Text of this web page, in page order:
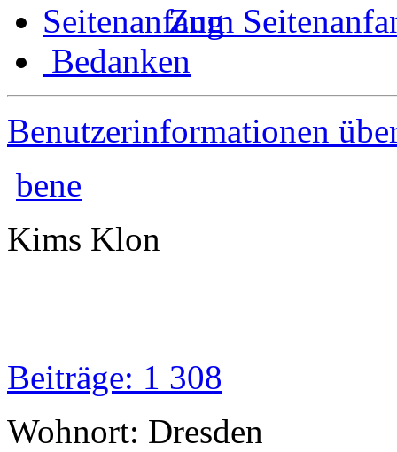
Zum
Bedanken
Benutzerinformationen
bene
Kims Klon
Beiträge: 1 308
Wohnort: Dresden